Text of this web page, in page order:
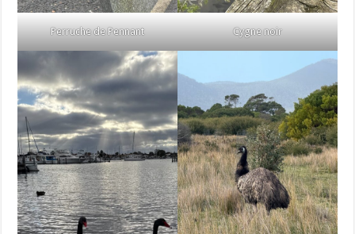
Perruche de Pennant Cygne noir